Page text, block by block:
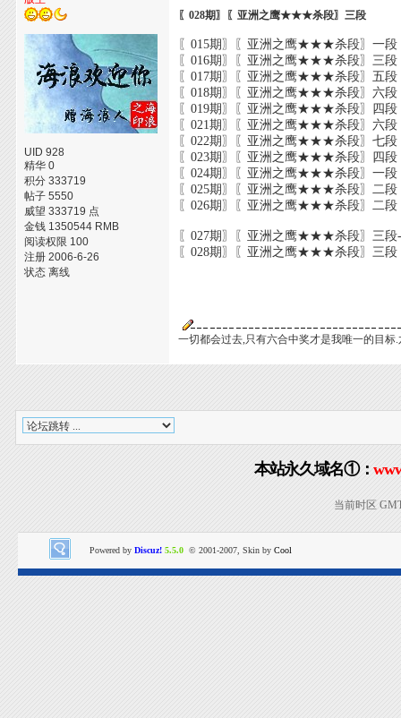
UID 928
精华 0
积分 333719
帖子 5550
威望 333719 点
金钱 1350544 RMB
阅读权限 100
注册 2006-6-26
状态 离线
〖028期〗〖亚洲之鹰★★★杀段〗三段
〖015期〗〖亚洲之鹰★★★杀段〗一段
〖016期〗〖亚洲之鹰★★★杀段〗三段
〖017期〗〖亚洲之鹰★★★杀段〗五段
〖018期〗〖亚洲之鹰★★★杀段〗六段
〖019期〗〖亚洲之鹰★★★杀段〗四段
〖021期〗〖亚洲之鹰★★★杀段〗六段
〖022期〗〖亚洲之鹰★★★杀段〗七段
〖023期〗〖亚洲之鹰★★★杀段〗四段
〖024期〗〖亚洲之鹰★★★杀段〗一段
〖025期〗〖亚洲之鹰★★★杀段〗二段
〖026期〗〖亚洲之鹰★★★杀段〗二段
〖027期〗〖亚洲之鹰★★★杀段〗三段
〖028期〗〖亚洲之鹰★★★杀段〗三段
一切都会过去,只有六合中奖才是我唯一的目
本站永久域名①：
当前时区
Powered by Discuz! 5.5.0 © 2001-2007, Skin by Cool